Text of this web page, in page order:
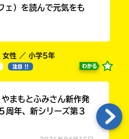
ェ）を読んで元気をも
女性 ／ 小学5年
注目 !! わかる
やまもとふみさん新作発
周年、新シリーズ第３